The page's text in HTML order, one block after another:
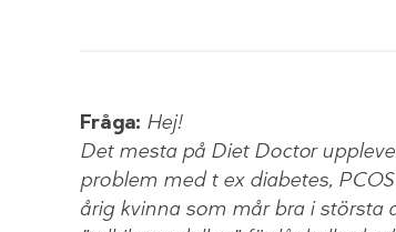
Fråga: Hej!
Det mesta på Diet Doctor
problem med t ex diabetes,
årig kvinna som mår bra i största